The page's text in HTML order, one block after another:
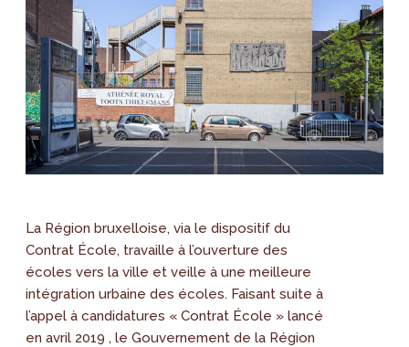
La Région bruxelloise, via le dispositif du
Contrat École, travaille à l’ouverture des
écoles vers la ville et veille à une meilleure
intégration urbaine des écoles. Faisant suite à
l’appel à candidatures « Contrat École » lancé
en avril 2019 , le Gouvernement de la Région